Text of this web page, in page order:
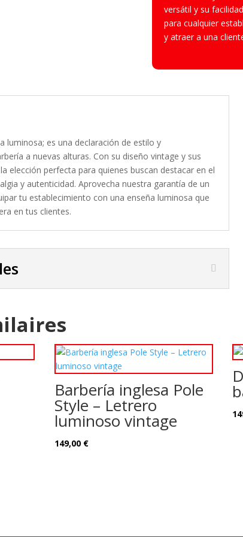
versátil y su
para cualquier
y atraer a una
luminosa; es una declaración de estilo y
a nuevas alturas. Con su diseño vintage y sus
elección perfecta para quienes buscan destacar en el
y autenticidad. Aprovecha nuestra garantía de un
tu establecimiento con una enseña luminosa que
en tus clientes.
Barbería inglesa Pole
Style – Letrero
luminoso vintage
149,00 €